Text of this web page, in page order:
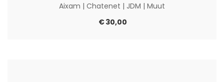
Aixam | Chatenet | JDM | Muut
€30,00